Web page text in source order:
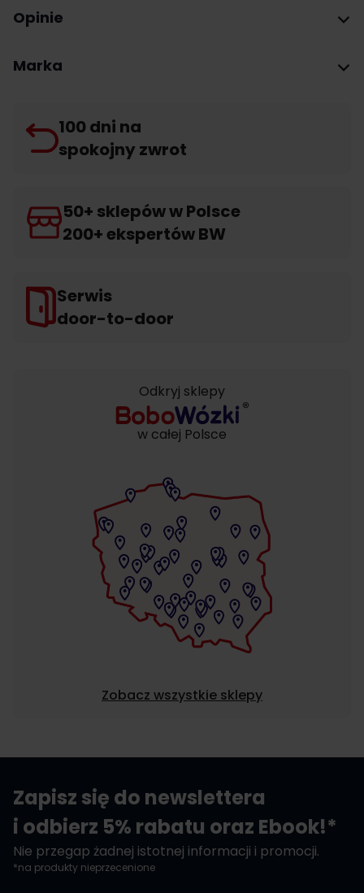
Opinie
Marka
100 dni na
spokojny zwrot
50+ sklepów w Polsce
200+ ekspertów BW
Serwis
door-to-door
Odkryj sklepy
w całej Polsce
Zobacz wszystkie sklepy
Zapisz się do newslettera
i odbierz 5% rabatu oraz Ebook!*
Nie przegap żadnej istotnej informacji i promocji.
*na produkty nieprzecenione